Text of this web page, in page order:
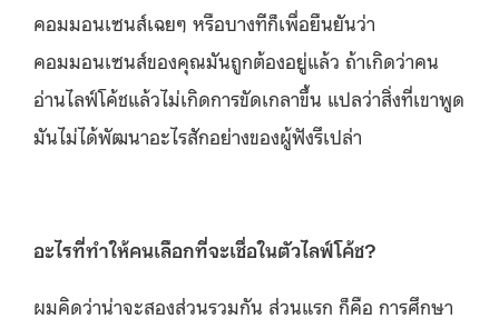
คอมมอนเซนส์เฉยๆ หรือบางทีก็เพื่อยืนยันว่า
คอมมอนเซนส์ของคุณมันถูกต้องอยู่แล้ว ถ้าเกิดว่าคน
อ่านไลฟ์โค้ชแล้วไม่เกิดการขัดเกลาขึ้น แปลว่าสิ่งที่เขาพูด
มันไม่ได้พัฒนาอะไรสักอย่างของผู้ฟังรึเปล่า
อะไรที่ทำให้คนเลือกที่จะเชื่อในตัวไลฟ์โค้ช?
ผมคิดว่าน่าจะสองส่วนรวมกัน ส่วนแรก ก็คือ การศึกษา